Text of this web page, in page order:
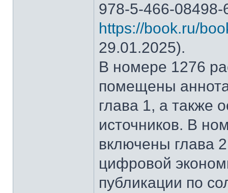
978-5-466-
https://book.ru/
29.01.2025).
В номере 1276
помещены
глава 1, а также
источников. В
включены глава
цифровой
публикации по